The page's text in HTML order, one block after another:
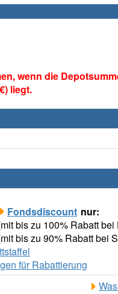
wenn die
liegt.
Fondsdiscount nur:
bis zu 100% Rabatt
bis zu 90% Rabatt bei
für Rabattierung